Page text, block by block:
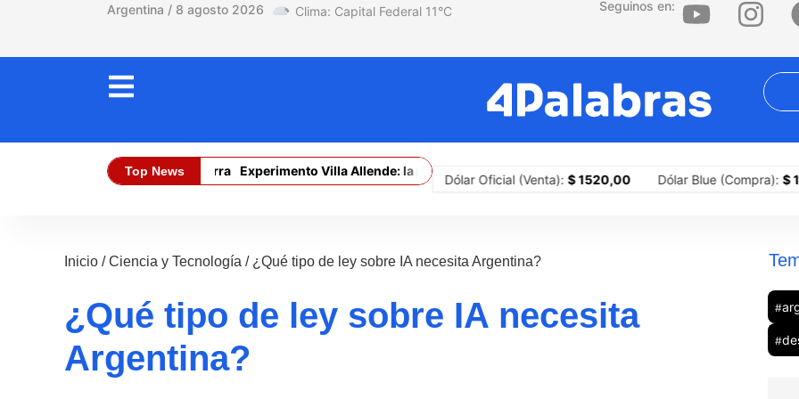
Argentina / 8 agosto 2026 11°C Seguinos en:
Top News
El límite está en la tierra Experimento Villa Allende: la primera ciudad del país en implementar portones para sitiar barrios
Dólar Oficial (Compra):$ 1470,00 Dólar Oficial (Venta):$ 1520,00 Dólar Blue (Compra):$ 1505,00
Inicio / Ciencia y Tecnología / ¿Qué tipo de ley sobre IA necesita Argentina?
¿Qué tipo de ley sobre IA necesita
Argentina?
#
#